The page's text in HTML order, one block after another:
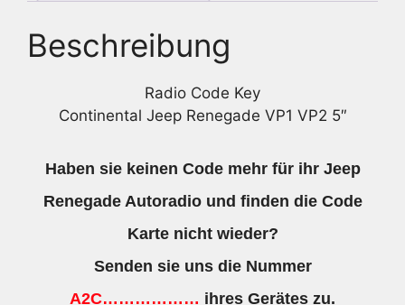
Beschreibung
Radio Code Key
Continental Jeep Renegade VP1 VP2 5″
Haben sie keinen Code mehr für ihr Jeep
Renegade Autoradio und finden die Code
Karte nicht wieder?
Senden sie uns die Nummer
A2C……………… ihres Gerätes zu.